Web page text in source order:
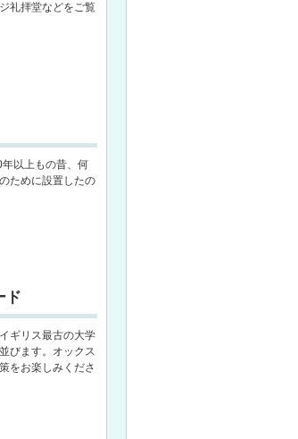
礼拝堂などをご覧
以上もの昔、何
ために設置したの
ド
ギリス最古の大学
びます。オックス
をお楽しみくださ